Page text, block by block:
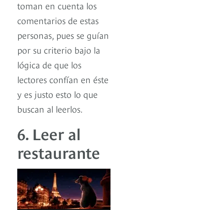
toman en cuenta los
comentarios de estas
personas, pues se guían
por su criterio bajo la
lógica de que los
lectores confían en éste
y es justo esto lo que
buscan al leerlos.
6. Leer al
restaurante